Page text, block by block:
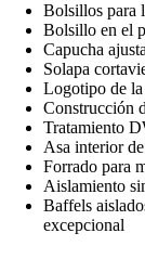
Bolsillos para
Bolsillo en el
Capucha
Solapa
Logotipo de
Construcción
Tratamiento
Asa interior
Forrado para
Aislamiento
Baffels
excepcional